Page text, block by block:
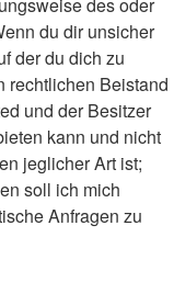
du dir unsicher
der du dich zu
rechtlichen Beistand
und der Besitzer
kann und nicht
jeglicher Art ist;
soll ich mich
Anfragen zu